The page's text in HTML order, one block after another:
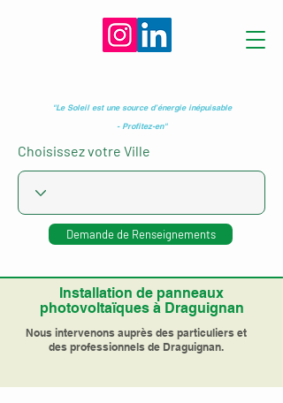
"Le Soleil est une source d’énergie inépuisable
- Profitez-en"
Choisissez votre Ville
Demande de Renseignements
Installation de panneaux
photovoltaïques à Draguignan
Nous intervenons auprès des particuliers et
des professionnels de Draguignan.